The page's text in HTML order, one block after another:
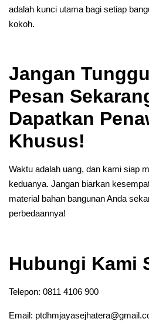
adalah kunci utama bagi setiap
kokoh.
Jangan
Pesan
Dapatkan
Khusus!
Waktu adalah uang, dan kami siap
keduanya. Jangan biarkan
material bahan bangunan Anda
perbedaannya!
Hubungi Kami
Telepon: 0811 4106 900
Email: